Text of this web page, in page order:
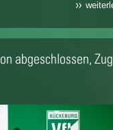
abgeschlossen,